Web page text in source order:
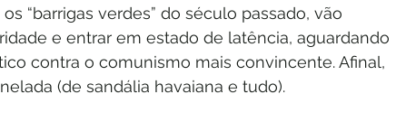
“barrigas verdes” do século passado, vão
e entrar em estado de latência, aguardando
contra o comunismo mais convincente. Afinal,
(de sandália havaiana e tudo).